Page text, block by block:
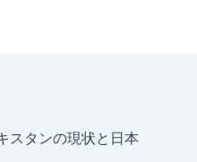
スタンの現状と日本